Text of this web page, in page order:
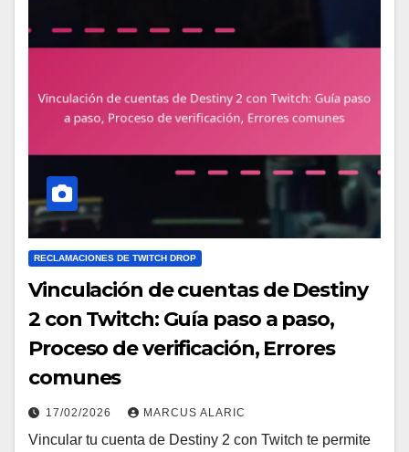
RECLAMACIONES DE TWITCH DROP
Vinculación de cuentas de Destiny
2 con Twitch: Guía paso a paso,
Proceso de verificación, Errores
comunes
17/02/2026 MARCUS ALARIC
Vincular tu cuenta de Destiny 2 con Twitch te permite